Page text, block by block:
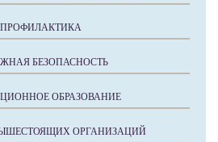
ПРОФИЛАКТИКА
БЕЗОПАСНОСТЬ
ОБРАЗОВАНИЕ
ОРГАНИЗАЦИЙ